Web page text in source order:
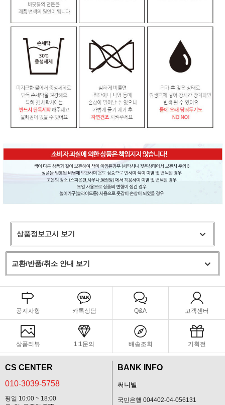
상품정보고시 보기
교환/반품/취소 안내 보기
공지사항 카톡상담 Q&A 고객센터
상품리뷰 1:1문의 배송조회 기획전
CS CENTER
010-3039-5758
평일 10:00 ~ 18:00
BANK INFO
써니빌
국민은행 004402-04-056131